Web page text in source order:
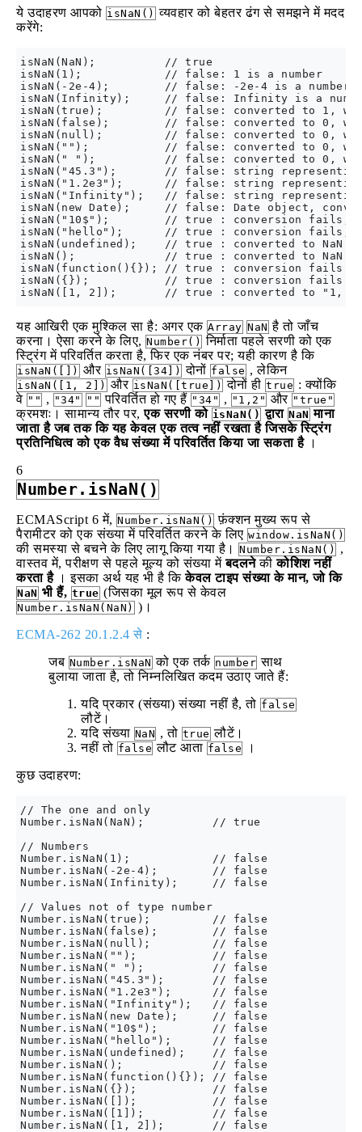
ये उदाहरण आपको isNaN() व्यवहार को बेहतर ढंग से समझने में मदद
करेंगे:
isNaN(NaN);          // true
isNaN(1);            // false: 1 is a number
isNaN(-2e-4);        // false: -2e-4 is a number
isNaN(Infinity);     // false: Infinity is a
isNaN(true);         // false: converted to 1,
isNaN(false);        // false: converted to 0,
isNaN(null);         // false: converted to 0,
isNaN("");           // false: converted to 0,
isNaN(" ");          // false: converted to 0,
isNaN("45.3");       // false: string representing
isNaN("1.2e3");      // false: string representing
isNaN("Infinity");   // false: string representing
isNaN(new Date);     // false: Date object,
isNaN("10$");        // true : conversion fails,
isNaN("hello");      // true : conversion fails,
isNaN(undefined);    // true : converted to NaN
isNaN();             // true : converted to NaN
isNaN(function(){}); // true : conversion fails
isNaN({});           // true : conversion fails
यह आखिरी एक मुश्किल सा है: अगर एक Array NaN है तो जाँच
करना। ऐसा करने के लिए, Number() निर्माता पहले सरणी को एक
स्ट्रिंग में परिवर्तित करता है, फिर एक नंबर पर; यही कारण है कि
isNaN([]) और isNaN([34]) दोनों false , लेकिन
isNaN([1, 2]) और isNaN([true]) दोनों ही true : क्योंकि
वे "" , "34" "" परिवर्तित हो गए हैं "34" , "1,2" और "true"
क्रमशः। सामान्य तौर पर,एक सरणी को isNaN() द्वारा NaN माना
जाता है जब तक कि यह केवल एक तत्व नहीं रखता है जिसके स्ट्रिंग
प्रतिनिधित्व को एक वैध संख्या में परिवर्तित किया जा सकता है।
6
Number.isNaN()
ECMAScript 6 में, Number.isNaN() फ़ंक्शन मुख्य रूप से
पैरामीटर को एक संख्या में परिवर्तित करने के लिए window.isNaN()
की समस्या से बचने के लिए लागू किया गया है। Number.isNaN()
,
वास्तव में, परीक्षण से पहले मूल्य को संख्या मेंबदलनेकीकोशिश नहीं
करता है। इसका अर्थ यह भी है किकेवल टाइप संख्या के मान, जो कि
NaN भी हैं, true (जिसका मूल रूप से केवल
Number.isNaN(NaN) )।
ECMA-262 20.1.2.4 से :
जब Number.isNaN को एक तर्क number साथ
बुलाया जाता है, तो निम्नलिखित कदम उठाए जाते हैं:
यदि प्रकार (संख्या) संख्या नहीं है, तो false
लौटें।
यदि संख्या NaN , तो true लौटें।
नहीं तो false लौट आता false
।
कुछ उदाहरण:
// The one and only
Number.isNaN(NaN);          // true
// Numbers
Number.isNaN(1);            // false
Number.isNaN(-2e-4);        // false
Number.isNaN(Infinity);     // false
// Values not of type number
Number.isNaN(true);         // false
Number.isNaN(false);        // false
Number.isNaN(null);         // false
Number.isNaN("");           // false
Number.isNaN(" ");          // false
Number.isNaN("45.3");       // false
Number.isNaN("1.2e3");      // false
Number.isNaN("Infinity");   // false
Number.isNaN(new Date);     // false
Number.isNaN("10$");        // false
Number.isNaN("hello");      // false
Number.isNaN(undefined);    // false
Number.isNaN();             // false
Number.isNaN(function(){}); // false
Number.isNaN({});           // false
Number.isNaN([]);           // false
Number.isNaN([1]);          // false
Number.isNaN([1, 2]);       // false